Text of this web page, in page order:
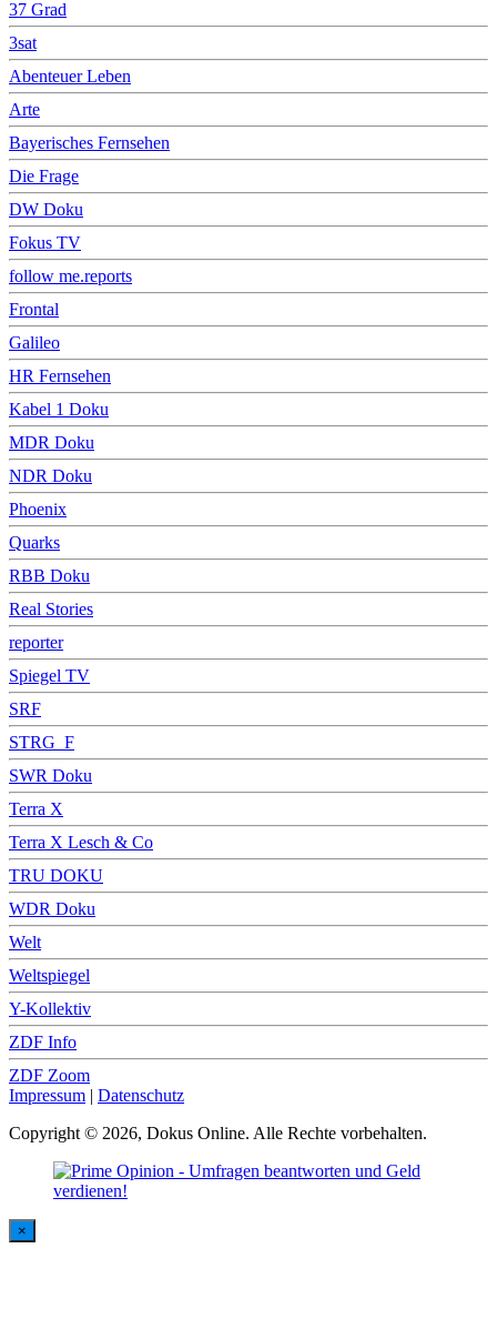
37 Grad
3sat
Abenteuer Leben
Arte
Bayerisches Fernsehen
Die Frage
DW Doku
Fokus TV
follow me.reports
Frontal
Galileo
HR Fernsehen
Kabel 1 Doku
MDR Doku
NDR Doku
Phoenix
Quarks
RBB Doku
Real Stories
reporter
Spiegel TV
SRF
STRG_F
SWR Doku
Terra X
Terra X Lesch & Co
TRU DOKU
WDR Doku
Welt
Weltspiegel
Y-Kollektiv
ZDF Info
ZDF Zoom
Impressum | Datenschutz
Copyright © 2026, Dokus Online. Alle Rechte vorbehalten.
×